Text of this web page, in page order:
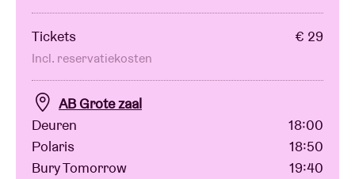
Concertcheque
Over AB
Contact
Tickets € 29
Incl. reservatiekosten
AB Grote zaal
Deuren
18:00
Polaris
18:50
Bury Tomorrow
19:40